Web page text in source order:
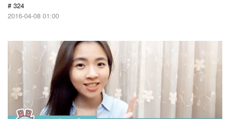
# 324
2016-04-08 01:00